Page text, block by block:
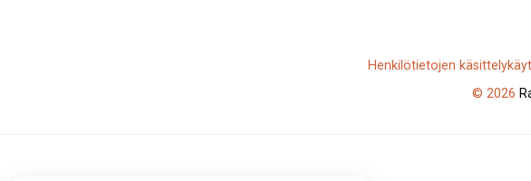
Henkilötietojen
© 2026